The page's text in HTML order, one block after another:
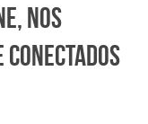
nos
conectados